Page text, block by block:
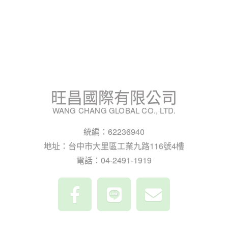
旺昌國際有限公司
WANG CHANG GLOBAL CO., LTD.
統編：62236940
地址：台中市大里區工業九路116號4樓
電話：04-2491-1919